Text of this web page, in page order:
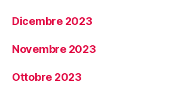
Dicembre 2023
Novembre 2023
Ottobre 2023